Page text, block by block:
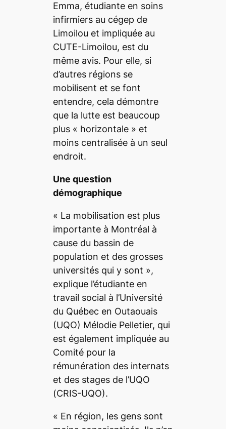
Emma, étudiante en soins
infirmiers au cégep de
Limoilou et impliquée au
CUTE-Limoilou, est du
même avis. Pour elle, si
d’autres régions se
mobilisent et se font
entendre, cela démontre
que la lutte est beaucoup
plus « horizontale» et
moins centralisée à un seul
endroit.
Une question
démographique
« La mobilisation est plus
importante à Montréal à
cause du bassin de
population et des grosses
universités qui y sont »,
explique l’étudiante en
travail social à l’Université
du Québec en Outaouais
(UQO) Mélodie Pelletier, qui
est également impliquée au
Comité pour la
rémunération des internats
et des stages de l’UQO
(CRIS-UQO).
« En région, les gens sont